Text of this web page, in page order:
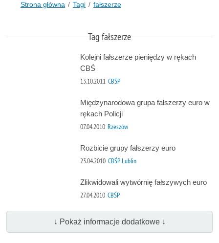
Strona główna Tagi fałszerze
Tag fałszerze
Kolejni fałszerze pieniędzy w rękach
CBŚ
13.10.2011 CBŚP
Międzynarodowa grupa fałszerzy euro w
rękach Policji
07.04.2010 Rzeszów
Rozbicie grupy fałszerzy euro
23.04.2010 CBŚP Lublin
Zlikwidowali wytwórnię fałszywych euro
27.04.2010 CBŚP
↓ Pokaż informacje dodatkowe ↓